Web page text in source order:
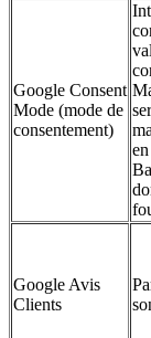
Google Consent
Mode (mode de
consentement)
Google Avis
Clients